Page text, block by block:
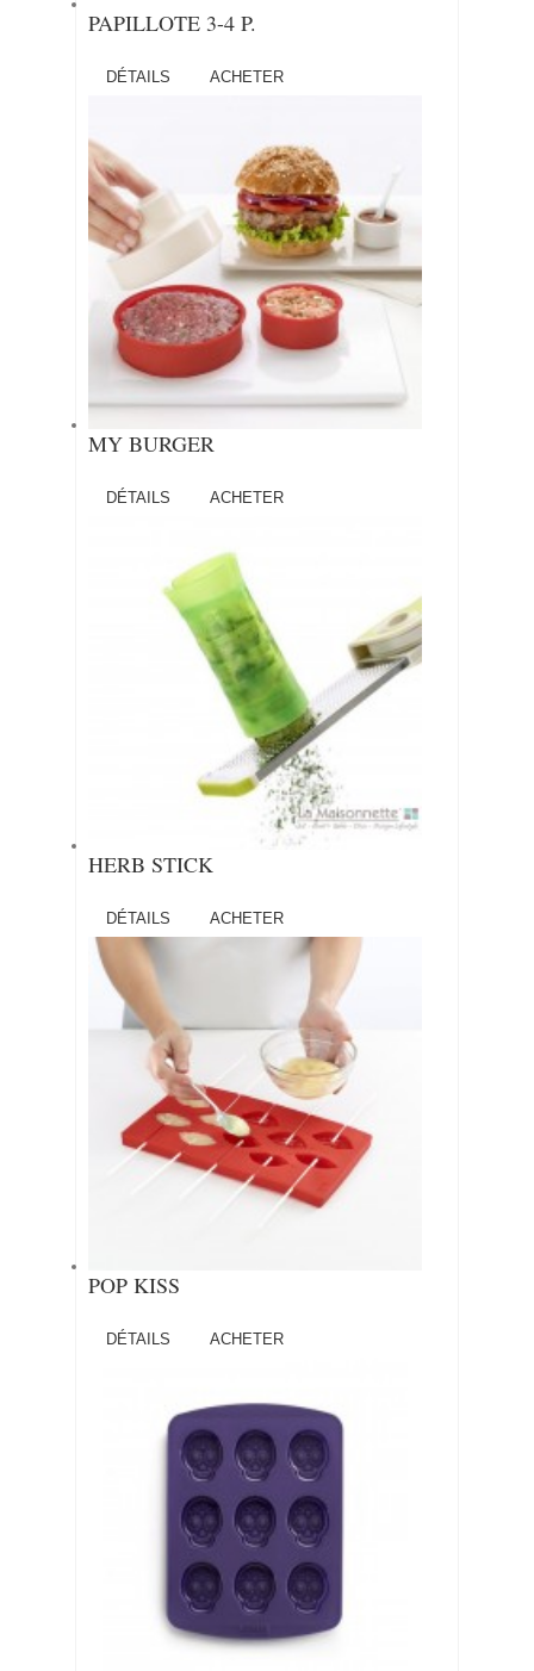
PAPILLOTE 3-4 P.
DÉTAILS ACHETER
MY BURGER
DÉTAILS ACHETER
HERB STICK
DÉTAILS ACHETER
POP KISS
DÉTAILS ACHETER